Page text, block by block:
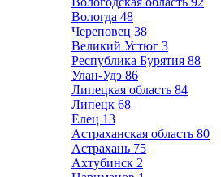
Вологда 48
Череповец 38
Великий Устюг 3
Республика Бурятия 88
Улан-Удэ 86
Липецкая область 84
Липецк 68
Елец 13
Астраханская область 80
Астрахань 75
Ахтубинск 2